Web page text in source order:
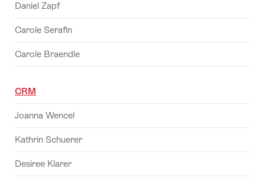
Daniel Zapf
Carole Serafin
Carole Braendle
CRM
Joanna Wencel
Kathrin Schuerer
Desiree Klarer